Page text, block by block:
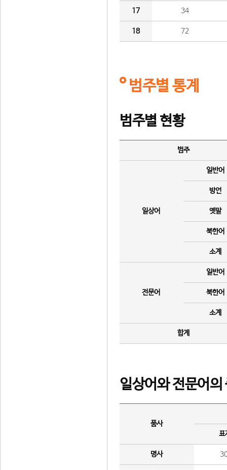
17 34
18 72
범주별 통계
범주별 현황
범주
일상어
일반어
방언
옛말
북한어
소계
전문어
일반어
북한어
소계
합계
일상어와 전문어의
품사
표
명사